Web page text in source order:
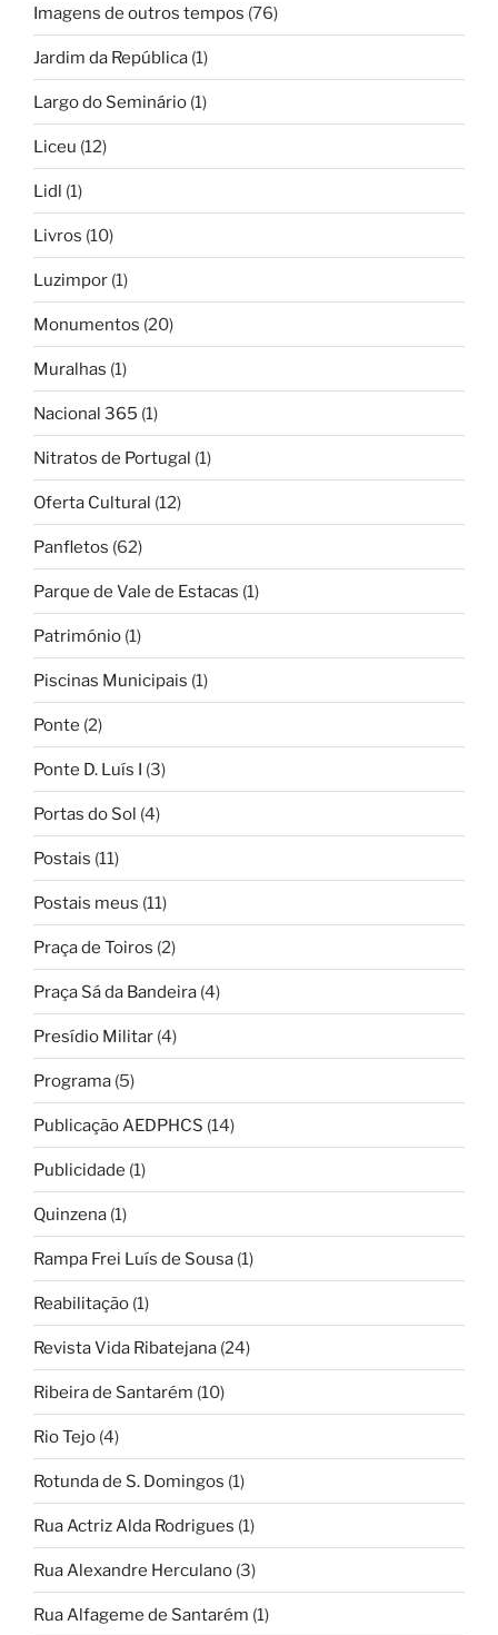
Imagens de outros tempos (76)
Jardim da República (1)
Largo do Seminário (1)
Liceu (12)
Lidl (1)
Livros (10)
Luzimpor (1)
Monumentos (20)
Muralhas (1)
Nacional 365 (1)
Nitratos de Portugal (1)
Oferta Cultural (12)
Panfletos (62)
Parque de Vale de Estacas (1)
Património (1)
Piscinas Municipais (1)
Ponte (2)
Ponte D. Luís I (3)
Portas do Sol (4)
Postais (11)
Postais meus (11)
Praça de Toiros (2)
Praça Sá da Bandeira (4)
Presídio Militar (4)
Programa (5)
Publicação AEDPHCS (14)
Publicidade (1)
Quinzena (1)
Rampa Frei Luís de Sousa (1)
Reabilitação (1)
Revista Vida Ribatejana (24)
Ribeira de Santarém (10)
Rio Tejo (4)
Rotunda de S. Domingos (1)
Rua Actriz Alda Rodrigues (1)
Rua Alexandre Herculano (3)
Rua Alfageme de Santarém (1)